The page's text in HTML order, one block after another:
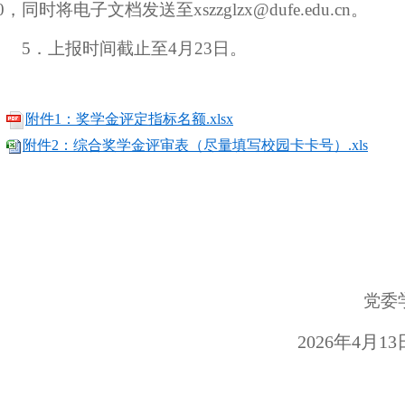
，同时将电子文档发送至xszzglzx@dufe.edu.cn。
5．上报时间截止至4月23日。
附件1：奖学金评定指标名额.xlsx
附件2：综合奖学金评审表（尽量填写校园卡卡号）.xls
党委
2026年4月13